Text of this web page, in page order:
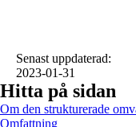
Senast uppdaterad:
2023-01-31
Hitta på sidan
Om den strukturerade
Omfattning